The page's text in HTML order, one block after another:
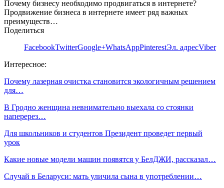
Почему бизнесу необходимо продвигаться в интернете?
Продвижение бизнеса в интернете имеет ряд важных
преимуществ…
Поделиться
FacebookTwitterGoogle+WhatsAppPinterestЭл. адресViber
Интересное:
Почему лазерная очистка становится экологичным решением
для…
В Гродно женщина невнимательно выехала со стоянки
наперерез…
Для школьников и студентов Президент проведет первый
урок
Какие новые модели машин появятся у БелДЖИ, рассказал…
Случай в Беларуси: мать уличила сына в употреблении…